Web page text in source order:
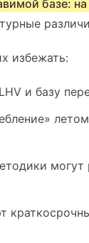
базе:
избежать:
и базу
могут